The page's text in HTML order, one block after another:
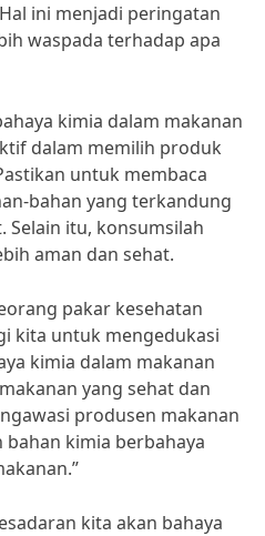
ini menjadi peringatan
waspada terhadap apa
kimia dalam makanan
dalam memilih produk
untuk membaca
bahan yang terkandung
Selain itu, konsumsilah
aman dan sehat.
pakar kesehatan
kita untuk mengedukasi
kimia dalam makanan
yang sehat dan
produsen makanan
kimia berbahaya
kita akan bahaya